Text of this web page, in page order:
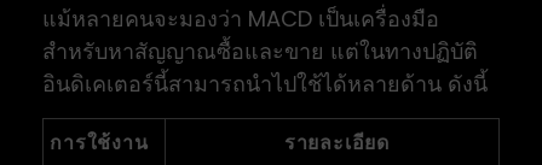
แม้หลายคนจะมองว่า MACD เป็นเครื่องมือ
สำหรับหาสัญญาณซื้อและขาย แต่ในทางปฏิบัติ
อินดิเคเตอร์นี้สามารถนำไปใช้ได้หลายด้าน ดังนี้
การใช้งาน
รายละเอียด